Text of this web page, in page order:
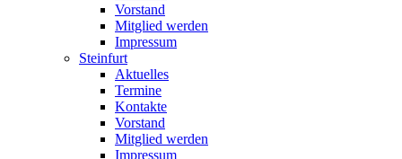
Vorstand
Mitglied werden
Impressum
Steinfurt
Aktuelles
Termine
Kontakte
Vorstand
Mitglied werden
Impressum